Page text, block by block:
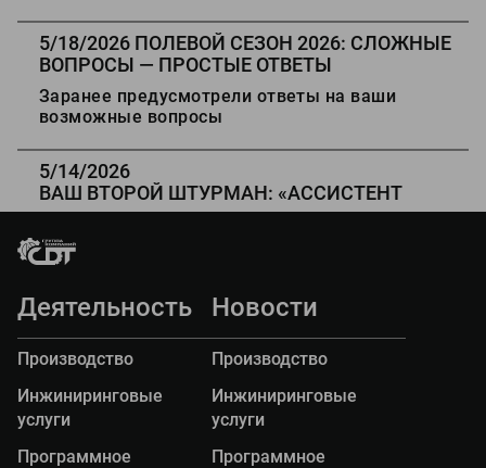
диагностики и паспортизации дорог, повысили
надёжность и стабильность работы,
модернизировали архитектуру ПО,
оптимизировали опрос датчиков и провели
комплексное тестирование, чтобы вы могли
уверенно использовать систему в новом
полевом сезоне.
5/18/2026 ПОЛЕВОЙ СЕЗОН 2026: СЛОЖНЫЕ
ВОПРОСЫ — ПРОСТЫЕ ОТВЕТЫ
Заранее предусмотрели ответы на ваши
возможные вопросы
5/14/2026
ВАШ ВТОРОЙ ШТУРМАН: «АССИСТЕНТ
ВОДИТЕЛЯ» ОТ ПИК «ДОРОГА-ПРОХ2»
специализированное мобильное приложение,
созданное для водителей передвижных
«Трасса-2».
Деятельность
Производство
Инжиниринговые
услуги
Программное
Новости
Производство
Инжиниринговые
услуги
Программное